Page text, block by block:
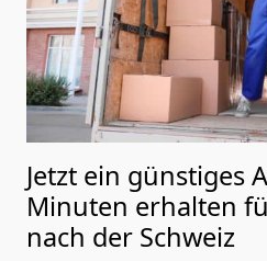
Jetzt ein günstiges
Minuten erhalten
nach der Schweiz